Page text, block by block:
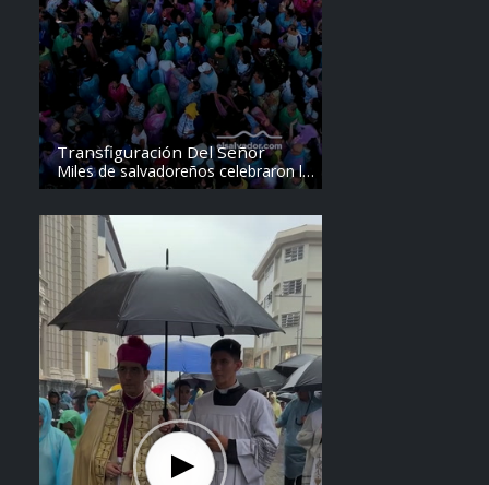
Transfiguración Del Señor
Miles de salvadoreños celebraron la
Transfiguración del Divino Salvador
Steven Anzora